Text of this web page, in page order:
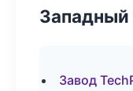
Западный
Завод